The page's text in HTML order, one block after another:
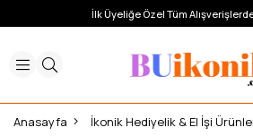
İlk Üyeliğe Özel Tüm
Anasayfa İkonik Hediyelik & El İşi